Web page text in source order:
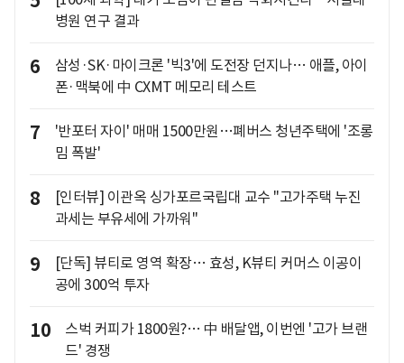
병원 연구 결과
6
삼성·SK·마이크론 '빅3'에 도전장 던지나… 애플, 아이
폰·맥북에 中 CXMT 메모리 테스트
7
'반포터 자이' 매매 1500만원…폐버스 청년주택에 '조롱
밈 폭발'
8
[인터뷰] 이관옥 싱가포르국립대 교수 "고가주택 누진
과세는 부유세에 가까워"
9
[단독] 뷰티로 영역 확장… 효성, K뷰티 커머스 이공이
공에 300억 투자
10
스벅 커피가 1800원?… 中 배달앱, 이번엔 '고가 브랜
드' 경쟁